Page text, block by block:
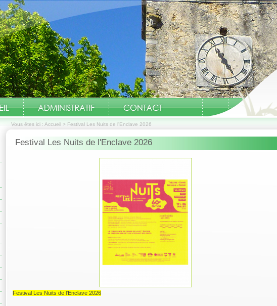
Vous êtes ici : Accueil > Festival Les Nuits de l'Enclave 2026
Festival Les Nuits de l'Enclave 2026
Festival Les Nuits de l'Enclave 2026